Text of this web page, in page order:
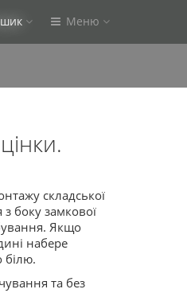
Меню
складської
з боку замкової
Якщо
набере
білю.
та без